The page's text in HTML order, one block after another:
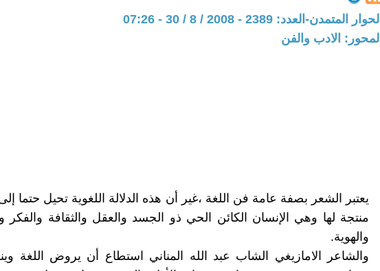
الحوار المتمدن-العدد: 2389 - 2008 / 8 / 30 - 07:26
المحور: الادب والفن
يعتبر الشعر بصفة عامة فن اللغة ،غير أن هذه الدلالة اللغوية تحيل حتما
منتجة لها وهي الإنسان الكائن الحي ذو الجسد والعقل والثقافة والفكر
والهوية.
والشاعر الامازيغي الشاب عبد الله المناني استطاع أن يروض اللغة